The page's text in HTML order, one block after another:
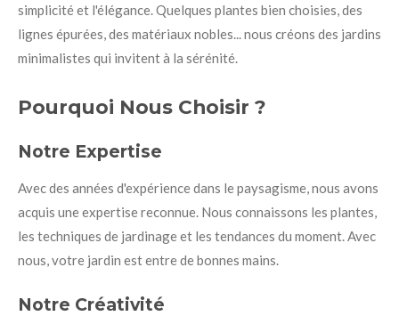
simplicité et l'élégance. Quelques plantes bien choisies, des
lignes épurées, des matériaux nobles... nous créons des jardins
minimalistes qui invitent à la sérénité.
Pourquoi Nous Choisir ?
Notre Expertise
Avec des années d'expérience dans le paysagisme, nous avons
acquis une expertise reconnue. Nous connaissons les plantes,
les techniques de jardinage et les tendances du moment. Avec
nous, votre jardin est entre de bonnes mains.
Notre Créativité